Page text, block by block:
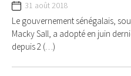
31 août 2018
Le gouvernement sénégalais,
Macky Sall, a adopté en juin
depuis 2 (…)